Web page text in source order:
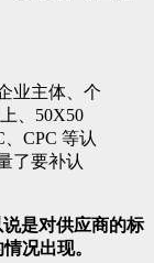
业主体、个
、50X50
CPC 等认
了要补认
是对供应商的标
况出现。